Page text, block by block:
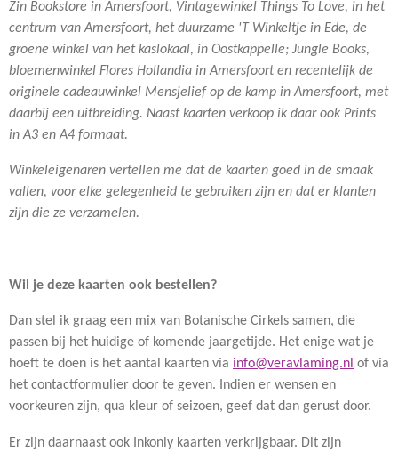
Zin Bookstore in Amersfoort, Vintagewinkel Things To Love, in het
centrum van Amersfoort, het duurzame 'T Winkeltje in Ede, de
groene winkel van het kaslokaal, in Oostkappelle; Jungle Books,
bloemenwinkel Flores Hollandia in Amersfoort en recentelijk de
originele cadeauwinkel Mensjelief op de kamp in Amersfoort, met
daarbij een uitbreiding. Naast kaarten verkoop ik daar ook Prints
in A3 en A4 formaat.
Winkeleigenaren vertellen me dat de kaarten goed in de smaak
vallen, voor elke gelegenheid te gebruiken zijn en dat er klanten
zijn die ze verzamelen.
Wil je deze kaarten ook bestellen?
Dan stel ik graag een mix van Botanische Cirkels samen, die
passen bij het huidige of komende jaargetijde. Het enige wat je
hoeft te doen is het aantal kaarten via info@veravlaming.nl of via
het contactformulier door te geven. Indien er wensen en
voorkeuren zijn, qua kleur of seizoen, geef dat dan gerust door.
Er zijn daarnaast ook Inkonly kaarten verkrijgbaar. Dit zijn